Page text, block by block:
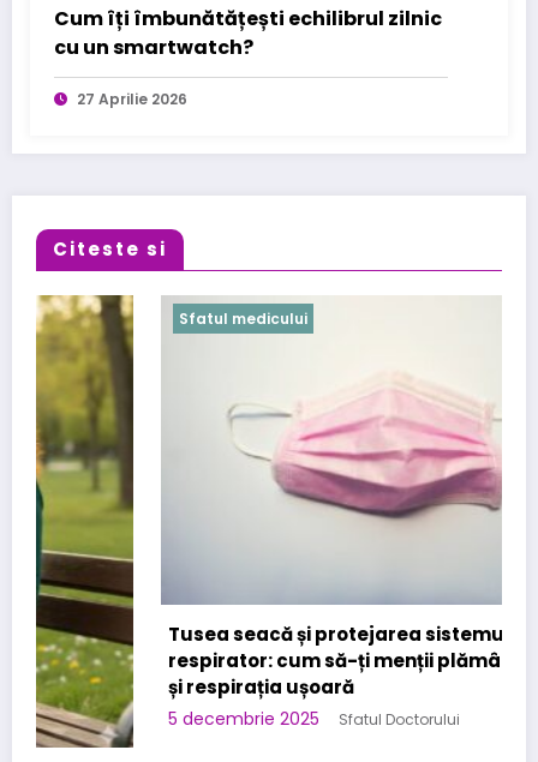
Cum îți îmbunătățești echilibrul zilnic
cu un smartwatch?
27 Aprilie 2026
Citeste si
Sfatul medicului
Tusea seacă și protejarea sistemului
respirator: cum să-ți menții plămânii sănătoși
și respirația ușoară
5 decembrie 2025 Sfatul Doctorului